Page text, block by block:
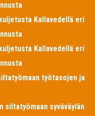
Kallavedellä eri
Kallavedellä eri
työtasojen ja
siltatyömaan syväväylän